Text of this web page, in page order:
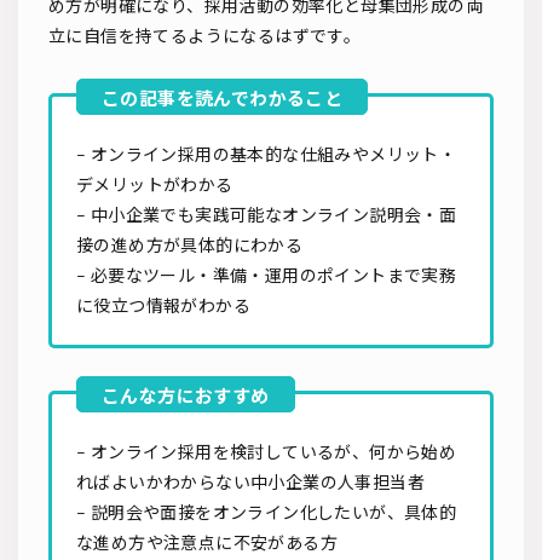
め方が明確になり、採用活動の効率化と母集団形成の両
立に自信を持てるようになるはずです。
– オンライン採用の基本的な仕組みやメリット・
デメリットがわかる
– 中小企業でも実践可能なオンライン説明会・面
接の進め方が具体的にわかる
– 必要なツール・準備・運用のポイントまで実務
に役立つ情報がわかる
– オンライン採用を検討しているが、何から始め
ればよいかわからない中小企業の人事担当者
– 説明会や面接をオンライン化したいが、具体的
な進め方や注意点に不安がある方